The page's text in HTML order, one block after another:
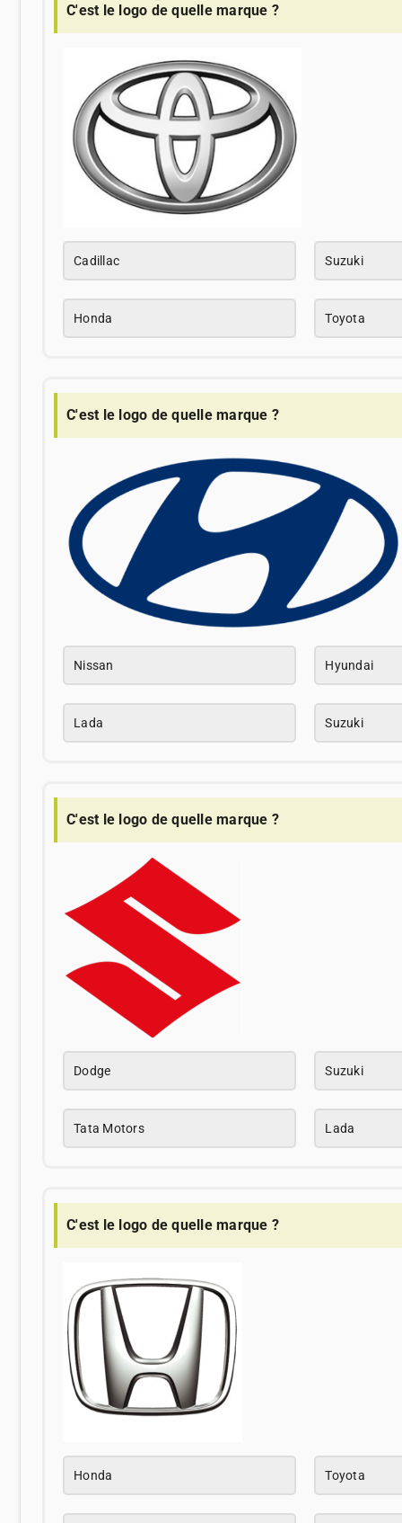
C'est le logo de quelle marque ?
Cadillac Suzuki
Honda Toyota
C'est le logo de quelle marque ?
Nissan Hyundai
Lada Suzuki
C'est le logo de quelle marque ?
Dodge Suzuki
Tata Motors Lada
C'est le logo de quelle marque ?
Honda Toyota